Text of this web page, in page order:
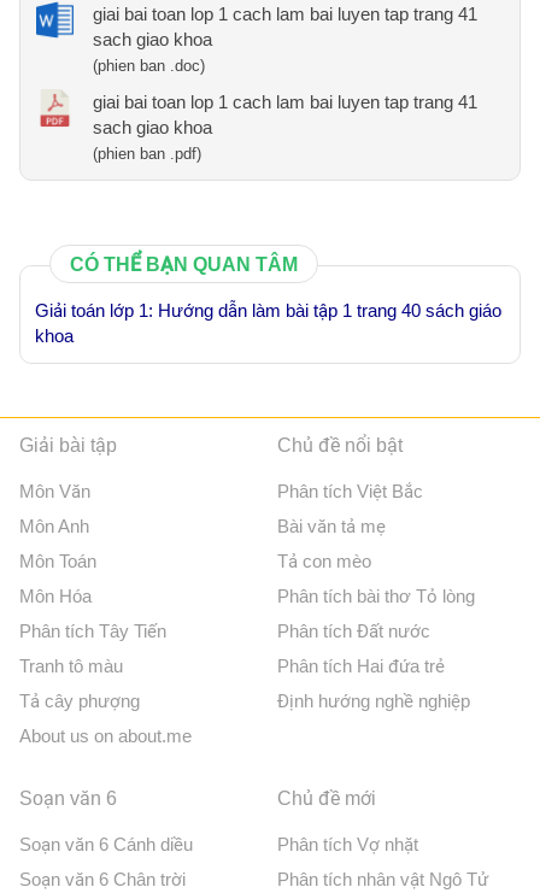
giai bai toan lop 1 cach lam bai luyen tap trang 41
sach giao khoa
(phien ban .doc)
giai bai toan lop 1 cach lam bai luyen tap trang 41
sach giao khoa
(phien ban .pdf)
CÓ THỂ BẠN QUAN TÂM
Giải toán lớp 1: Hướng dẫn làm bài tập 1 trang 40 sách giáo
khoa
Giải bài tập
Môn Văn
Môn Anh
Môn Toán
Môn Hóa
Phân tích Tây Tiến
Tranh tô màu
Tả cây phượng
About us on about.me
Chủ đề nổi bật
Phân tích Việt Bắc
Bài văn tả mẹ
Tả con mèo
Phân tích bài thơ Tỏ lòng
Phân tích Đất nước
Phân tích Hai đứa trẻ
Định hướng nghề nghiệp
Soạn văn 6
Soạn văn 6 Cánh diều
Soạn văn 6 Chân trời
Chủ đề mới
Phân tích Vợ nhặt
Phân tích nhân vật Ngô Tử